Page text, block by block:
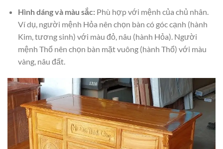
Hình dáng và màu sắc:Phù hợp với mệnh của chủ nhân.
Ví dụ, người mệnh Hỏa nên chọn bàn có góc cạnh (hành
Kim, tương sinh) với màu đỏ, nâu (hành Hỏa). Người
mệnh Thổ nên chọn bàn mặt vuông (hành Thổ) với màu
vàng, nâu đất.